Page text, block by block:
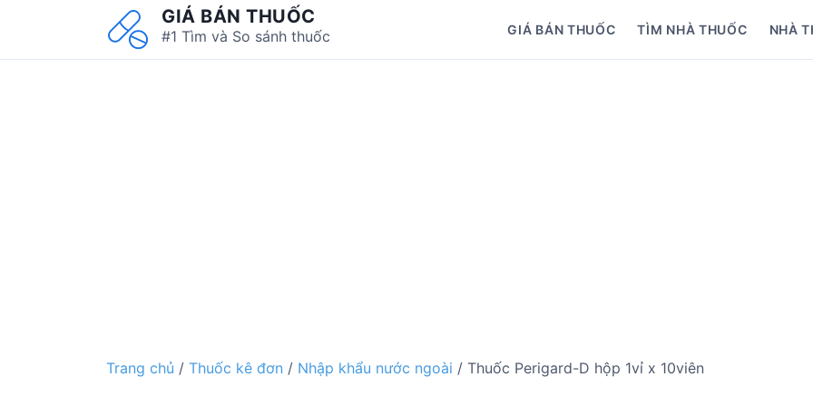
GIÁ BÁN THUỐC
#1 Tìm và So sánh thuốc GIÁ BÁN THUỐC TÌM NHÀ THUỐC NHÀ
Trang chủ / Thuốc kê đơn / Nhập khẩu nước ngoài / Thuốc Perigard-D hộp 1vỉ x 10viên